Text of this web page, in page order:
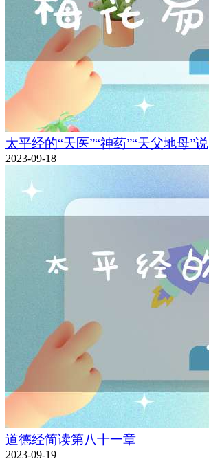
太平经的“天医”“神药”“天父地母”说
2023-09-18
道德经简读第八十一章
2023-09-19